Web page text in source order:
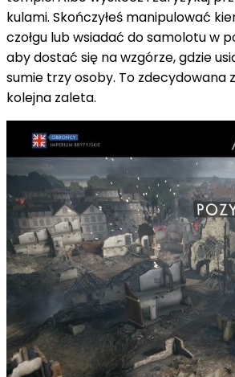
kulami. Skończyłeś manipulować
czołgu lub wsiadać do samolotu w
aby dostać się na wzgórze, gdzie
sumie trzy osoby. To zdecydowana
kolejna zaleta.